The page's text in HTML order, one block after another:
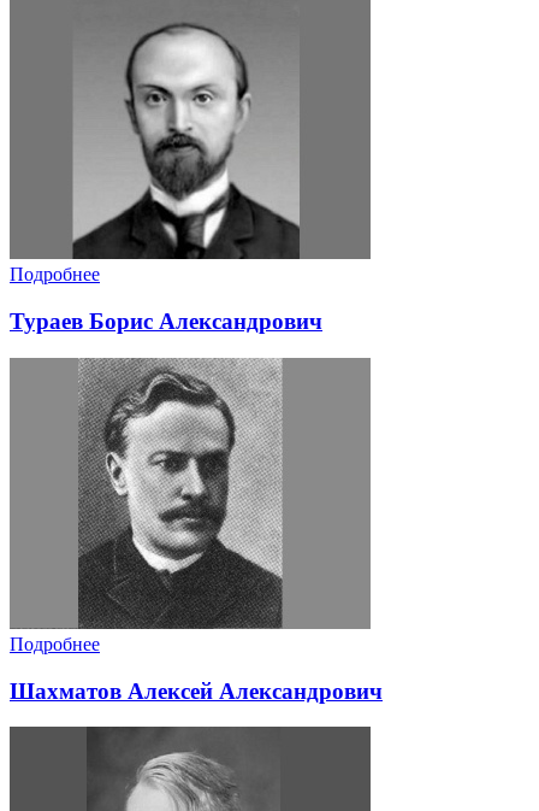
Подробнее
Тураев Борис Александрович
Подробнее
Шахматов Алексей Александрович